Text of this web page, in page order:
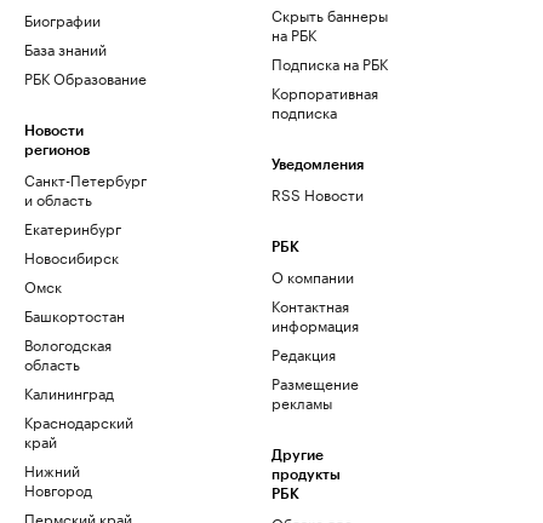
Биографии
База знаний
РБК Образование
Новости
регионов
Санкт-Петербург
и область
Екатеринбург
Новосибирск
Омск
Башкортостан
Вологодская
область
Калининград
Краснодарский
край
Нижний
Новгород
Пермский край
Скрыть баннеры
на РБК
Подписка на РБК
Корпоративная
подписка
Уведомления
RSS Новости
РБК
О компании
Контактная
информация
Редакция
Размещение
рекламы
Другие
продукты
РБК